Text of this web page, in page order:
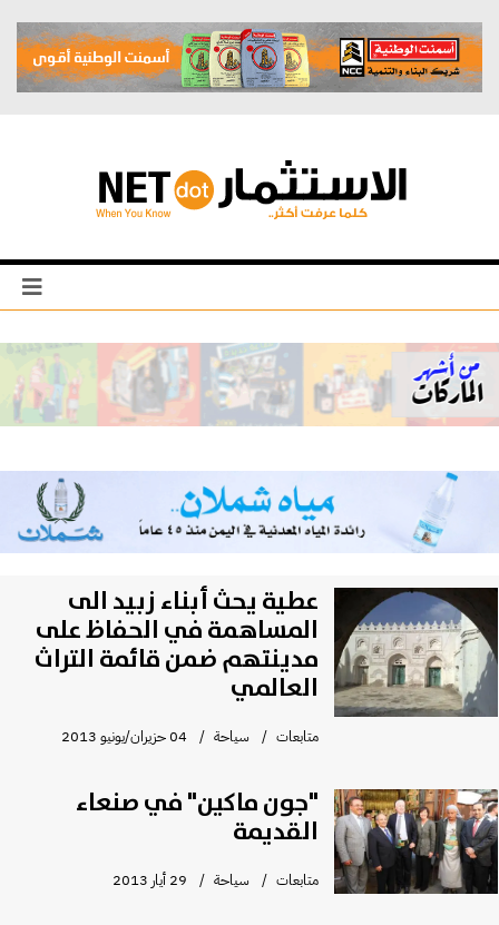
عطية يحث أبناء زبيد الى
المساهمة في الحفاظ على
مدينتهم ضمن قائمة التراث
العالمي
متابعات سياحة 04 حزيران/يونيو 2013
"جون ماكين" في صنعاء
القديمة
متابعات سياحة 29 أيار 2013